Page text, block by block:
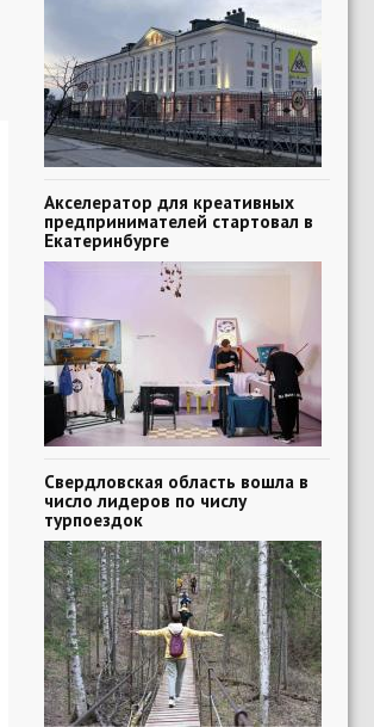
Акселератор для креативных
предпринимателей стартовал в
Екатеринбурге
Свердловская область вошла в
число лидеров по числу
турпоездок